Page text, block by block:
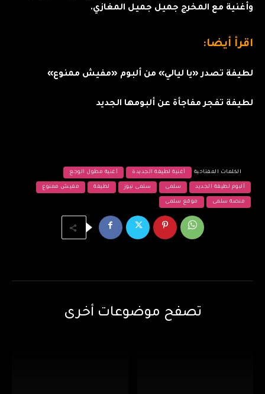
وأغنية مع المخرج جميل جميل المغازي.
اقرأ أيضا:
لطيفة تصدر «يا ليالي» من ألبوم «مفيش ممنوع»
لطيفة تفجر مفاجأة عن ألبومها الجديد
الكلمات المفتاحية أغنية لطيفة الجديدة أغنية مطول الوجع
ألبوم لطيفة الجديد سلمى سلمى نيوز لطيفة مفيش ممنوع
منصة سلمى موقع سلمى
تصفح موضوعات أخرى